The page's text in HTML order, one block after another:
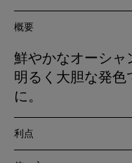
概要
鮮やかなオーシャ
明るく大胆な発
に。
利点